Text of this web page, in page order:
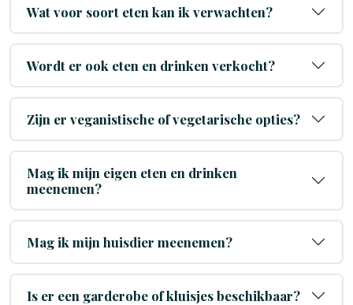
Wat voor soort eten kan ik verwachten?
Wordt er ook eten en drinken verkocht?
Zijn er veganistische of vegetarische opties?
Mag ik mijn eigen eten en drinken
meenemen?
Mag ik mijn huisdier meenemen?
Is er een garderobe of kluisjes beschikbaar?